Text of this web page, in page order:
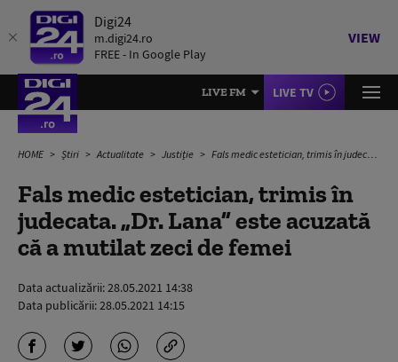
Digi24
m.digi24.ro
FREE - In Google Play
VIEW
LIVE FM LIVE TV
HOME Știri Actualitate Justiție Fals medic estetician, trimis în judecata. „Dr. Lana” este acuzată că a mutilat zeci de femei
Fals medic estetician, trimis în
judecata. „Dr. Lana” este acuzată
că a mutilat zeci de femei
Data actualizării:28.05.2021 14:38
Data publicării:28.05.2021 14:15